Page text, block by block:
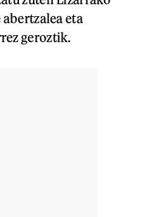
eta
geroztik.